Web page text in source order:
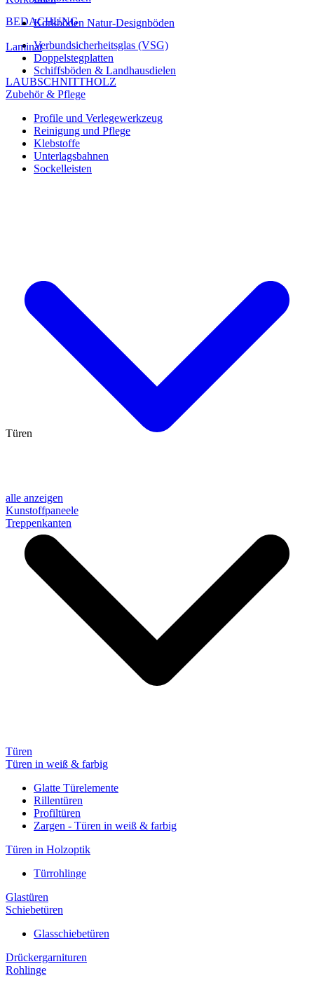
BEDACHUNG
Verbundsicherheitsglas (VSG)
Doppelstegplatten
LAUBSCHNITTHOLZ
Korkböden Natur-Designböden
Laminat
Schiffsböden & Landhausdielen
Zubehör & Pflege
Profile und Verlegewerkzeug
Reinigung und Pflege
Klebstoffe
Unterlagsbahnen
Sockelleisten
alle anzeigen
Kunstoffpaneele
Treppenkanten
Türen
Türen
Türen in weiß & farbig
Glatte Türelemente
Rillentüren
Profiltüren
Zargen - Türen in weiß & farbig
Türen in Holzoptik
Türrohlinge
Glastüren
Schiebetüren
Glasschiebetüren
Drückergarnituren
Rohlinge